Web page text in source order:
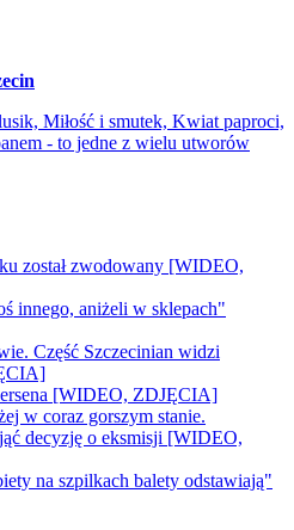
Miłość i smutek, Kwiat paproci,
- to jedne z wielu utworów
został zwodowany [WIDEO,
innego, aniżeli w sklepach"
Część Szczecinian widzi
[WIDEO, ZDJĘCIA]
w coraz gorszym stanie.
decyzję o eksmisji [WIDEO,
na szpilkach balety odstawiają"